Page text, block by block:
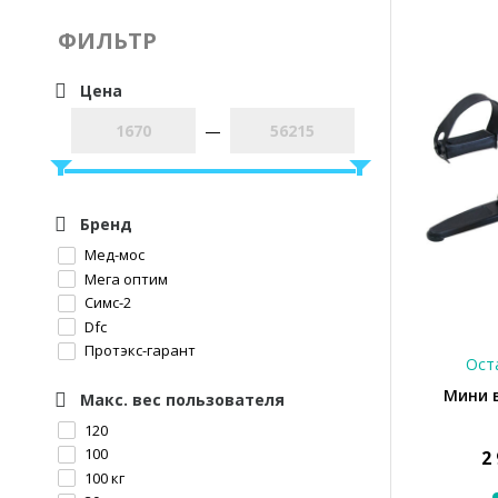
ФИЛЬТР
Цена
—
Бренд
Мед-мос
Мега оптим
Симс-2
Dfc
Протэкс-гарант
Макс. вес пользователя
120
100
100 кг
Мини
2